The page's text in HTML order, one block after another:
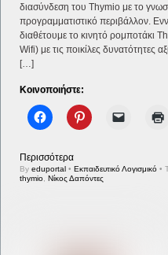
διασύνδεση του Thymio με το
προγραμματιστικό περιβάλλον.
διαθέτουμε το κινητό ρομποτάκι
Wifi) με τις ποικίλες δυνατότητες
[…]
Κοινοποιήστε:
Περισσότερα
Byeduportal • Εκπαιδευτικό Λογισμικό •
thymio ,Νίκος Δαπόντες